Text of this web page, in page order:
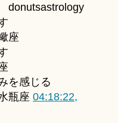
donutsastrology
座
を感じる
瓶座 04:18:22,